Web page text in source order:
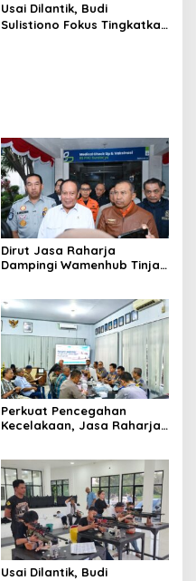
Usai Dilantik, Budi
Sulistiono Fokus Tingkatkan
Dirut Jasa Raharja
Dampingi Wamenhub Tinjau
PHC Surabaya
Perkuat Pencegahan
Kecelakaan, Jasa Raharja
Jalan di Pontianak
Usai Dilantik, Budi